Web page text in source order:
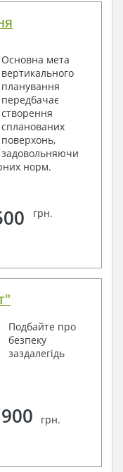
Основна мета
вертикального
планування
передбачає
створення
спланованих
поверхонь,
задовольняючи
норм.
грн.
Подбайте про
безпеку
заздалегідь
грн.